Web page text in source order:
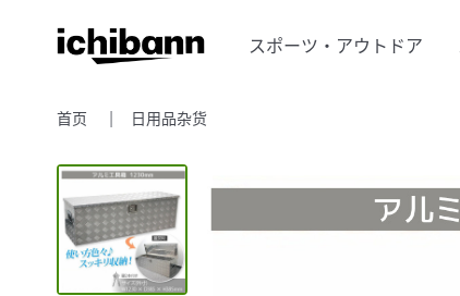
スポーツ・アウトドア
首页 日用品杂货